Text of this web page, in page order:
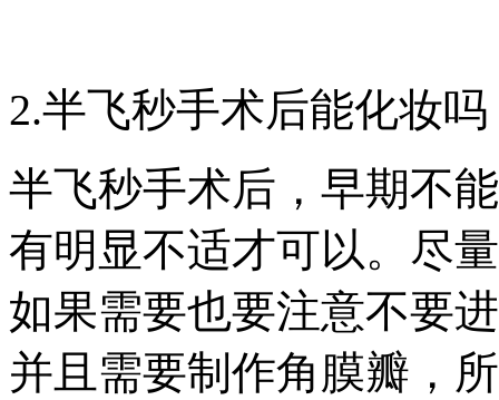
2.半飞秒手术后能化妆吗
半飞秒手术后，早期不
有明显不适才可以。尽
如果需要也要注意不要
并且需要制作角膜瓣，